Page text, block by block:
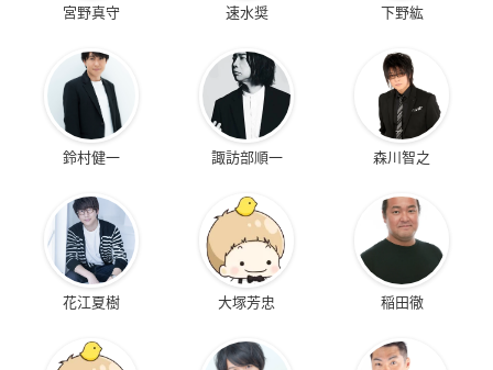
宮野真守 速水奨 下野紘
鈴村健一 諏訪部順一 森川智之
花江夏樹 大塚芳忠 稲田徹